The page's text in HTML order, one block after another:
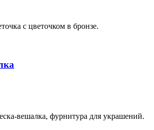
с цветочком в бронзе.
вешалка, фурнитура для украшений.